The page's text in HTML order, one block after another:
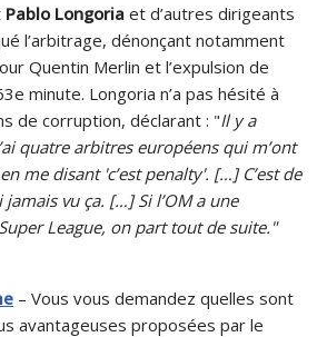
Pablo Longoria et d’autres dirigeants
l’arbitrage, dénonçant notamment
Quentin Merlin et l’expulsion de
minute. Longoria n’a pas hésité à
de corruption, déclarant : "Il y a
quatre arbitres européens qui m’ont
me disant 'c’est penalty'. […] C’est de
jamais vu ça. […] Si l’OM a une
League, on part tout de suite."
– Vous vous demandez quelles sont
avantageuses proposées par le